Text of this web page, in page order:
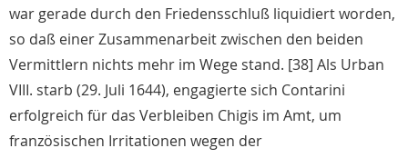
war gerade durch den Friedensschluß liquidiert worden,
so daß einer Zusammenarbeit zwischen den beiden
Vermittlern nichts mehr im Wege stand. [38] Als Urban
VIII. starb (29. Juli 1644), engagierte sich Contarini
erfolgreich für das Verbleiben Chigis im Amt, um
französischen Irritationen wegen der